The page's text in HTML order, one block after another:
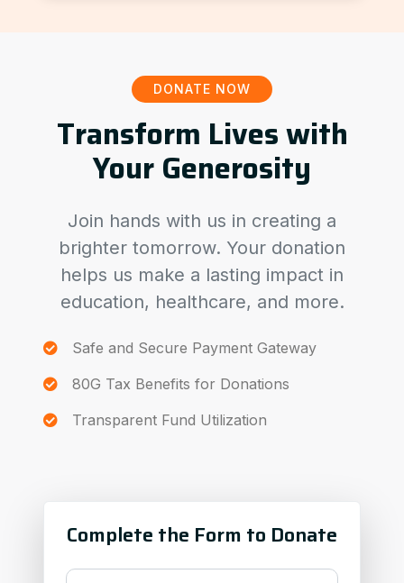
DONATE NOW
Transform Lives with
Your Generosity
Join hands with us in creating a
brighter tomorrow. Your donation
helps us make a lasting impact in
education, healthcare, and more.
Safe and Secure Payment Gateway
80G Tax Benefits for Donations
Transparent Fund Utilization
Complete the Form to Donate